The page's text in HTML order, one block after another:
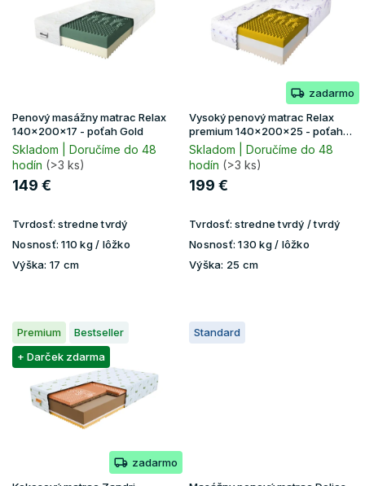
u
k
t
o
v
Penový masážny matrac Relax
140x200x17 - poťah Gold
Skladom | Doručíme do 48
hodín (>3 ks)
149 €
Tvrdosť: stredne tvrdý
Nosnosť:110 kg / lôžko
Výška: 17 cm
zadarmo
Vysoký penový matrac Relax
premium 140x200x25 - poťah
Lavender
Skladom | Doručíme do 48
hodín (>3 ks)
199 €
Tvrdosť: stredne tvrdý / tvrdý
Nosnosť: 130 kg / lôžko
Výška: 25 cm
Premium
Bestseller
+ Darček zdarma
zadarmo
Standard